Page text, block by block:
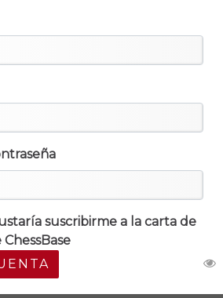
suscribirme a la carta de